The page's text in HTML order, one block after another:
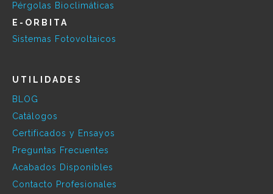
Pérgolas Bioclimáticas
E-ORBITA
Sistemas Fotovoltaicos
UTILIDADES
BLOG
Catálogos
Certificados y Ensayos
Preguntas Frecuentes
Acabados Disponibles
Contacto Profesionales